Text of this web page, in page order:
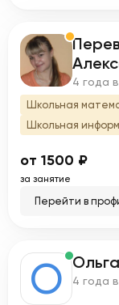
П 4 года
Школьная
Школьная
от 1500 ₽
за занятие
Перейти в
О 4 года